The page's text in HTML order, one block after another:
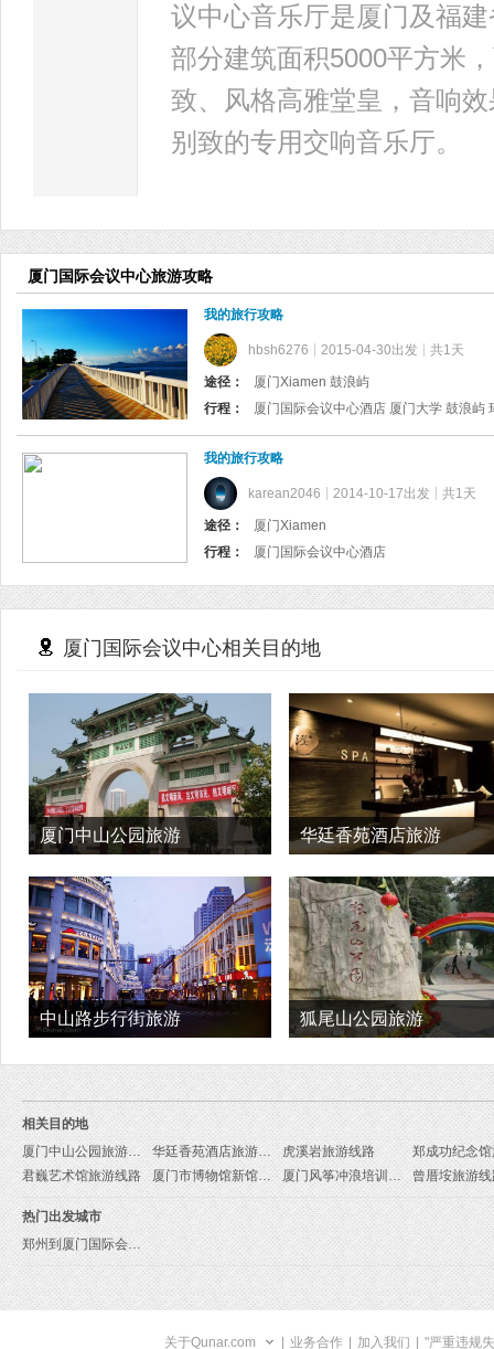
议中心音乐厅是厦门及福
部分建筑面积5000平方米
致、风格高雅堂皇，音响
别致的专用交响音乐厅。
厦门国际会议中心旅游攻略
我的旅行攻略
hbsh6276 2015-04-30出发 共1天
途径：
厦门Xiamen 鼓浪屿
行程：
厦门国际会议中心酒店 厦门大学 鼓浪屿
我的旅行攻略
karean2046 2014-10-17出发 共1天
途径：
厦门Xiamen
行程：
厦门国际会议中心酒店
厦门国际会议中心相关目的地
厦门中山公园旅游 华廷香苑酒店旅游
中山路步行街旅游 狐尾山公园旅游
相关目的地
厦门中山公园旅游线路
华廷香苑酒店旅游线路
虎溪岩旅游线路
君巍艺术馆旅游线路
厦门市博物馆新馆旅游线路 厦门风筝冲浪培训基地旅游线路 曾厝垵旅游
热门出发城市
郑州到厦门国际会议中心旅游报价
关于Qunar.com 业务合作 加入我们 "严重违规